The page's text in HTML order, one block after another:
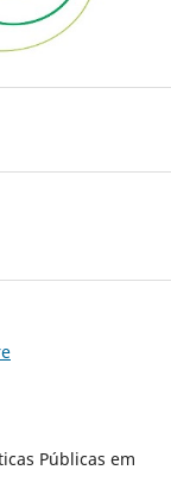
Públicas em